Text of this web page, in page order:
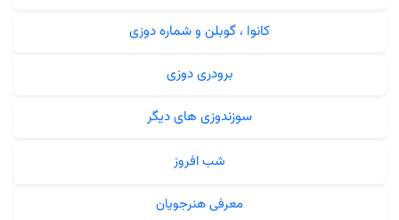
کانوا ، گوبلن و شماره دوزی
برودری دوزی
سوزندوزی های دیگر
شب افروز
معرفی هنرجویان